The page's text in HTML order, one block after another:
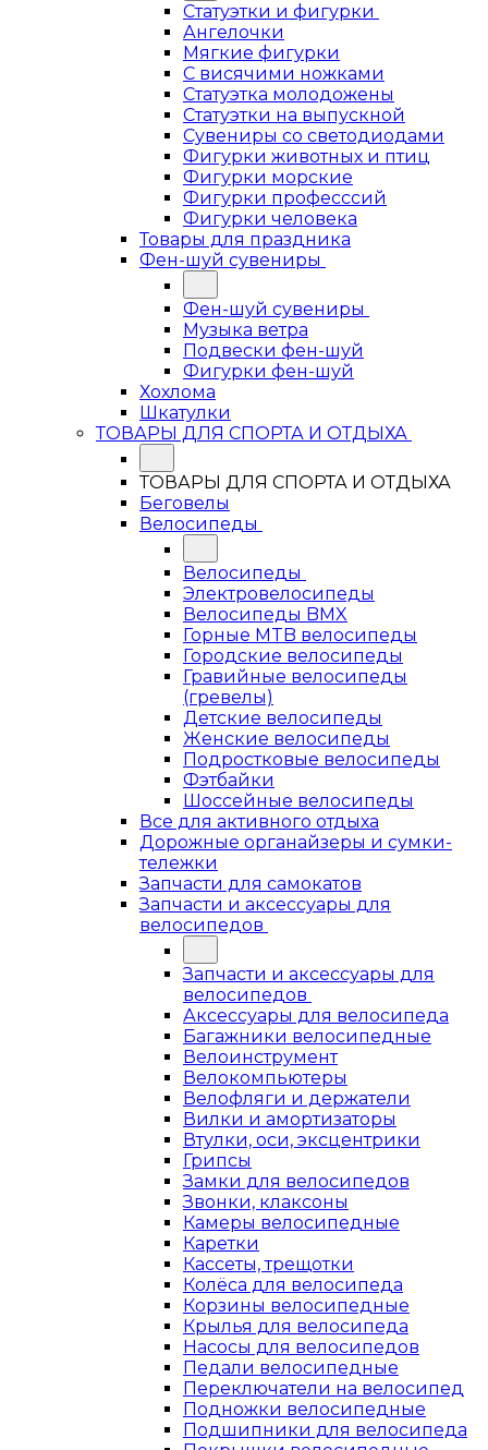
Статуэтки и фигурки
Ангелочки
Мягкие фигурки
С висячими ножками
Статуэтка молодожены
Статуэтки на выпускной
Сувениры со светодиодами
Фигурки животных и птиц
Фигурки морские
Фигурки професссий
Фигурки человека
Товары для праздника
Фен-шуй сувениры
Фен-шуй сувениры
Музыка ветра
Подвески фен-шуй
Фигурки фен-шуй
Хохлома
Шкатулки
ТОВАРЫ ДЛЯ СПОРТА И ОТДЫХА
ТОВАРЫ ДЛЯ СПОРТА И ОТДЫХА
Беговелы
Велосипеды
Велосипеды
Электровелосипеды
Велосипеды BMX
Горные MTB велосипеды
Городские велосипеды
Гравийные велосипеды
(гревелы)
Детские велосипеды
Женские велосипеды
Подростковые велосипеды
Фэтбайки
Шоссейные велосипеды
Все для активного отдыха
Дорожные органайзеры и сумки-
тележки
Запчасти для самокатов
Запчасти и аксессуары для
велосипедов
Запчасти и аксессуары для
велосипедов
Аксессуары для велосипеда
Багажники велосипедные
Велоинструмент
Велокомпьютеры
Велофляги и держатели
Вилки и амортизаторы
Втулки, оси, эксцентрики
Грипсы
Замки для велосипедов
Звонки, клаксоны
Камеры велосипедные
Каретки
Кассеты, трещотки
Колёса для велосипеда
Корзины велосипедные
Крылья для велосипеда
Насосы для велосипедов
Педали велосипедные
Переключатели на велосипед
Подножки велосипедные
Подшипники для велосипеда